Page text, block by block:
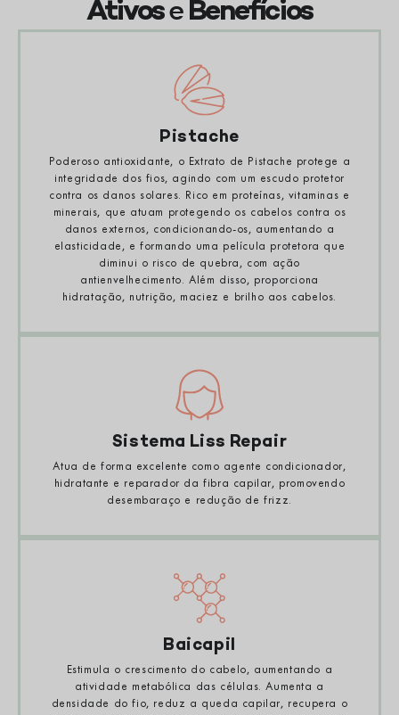
Ativose Benefícios
Pistache
Poderoso antioxidante, o Extrato de Pistache protege a
integridade dos fios, agindo com um escudo protetor
contra os danos solares. Rico em proteínas, vitaminas e
minerais, que atuam protegendo os cabelos contra os
danos externos, condicionando-os, aumentando a
elasticidade, e formando uma película protetora que
diminui o risco de quebra, com ação
antienvelhecimento. Além disso, proporciona
hidratação, nutrição, maciez e brilho aos cabelos.
Sistema Liss Repair
Atua de forma excelente como agente condicionador,
hidratante e reparador da fibra capilar, promovendo
desembaraço e redução de frizz.
Baicapil
Estimula o crescimento do cabelo, aumentando a
atividade metabólica das células. Aumenta a
densidade do fio, reduz a queda capilar, recupera o